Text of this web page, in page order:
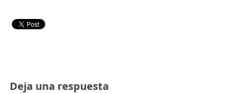
Deja una respuesta